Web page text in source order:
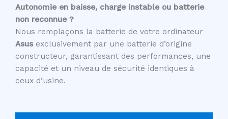
Autonomie en baisse, charge instable ou batterie
non reconnue ?
Nous remplaçons la batterie de votre ordinateur
Asusexclusivement par une batterie d’origine
constructeur, garantissant des performances, une
capacité et un niveau de sécurité identiques à
ceux d’usine.